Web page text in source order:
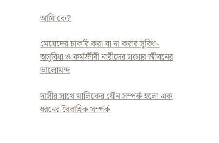
আমি কে?
মেয়েদের চাকরি করা বা না করার সুবিধা-
অসুবিধা ও কর্মজীবী নারীদের সংসার জীবনের
ভালোমন্দ
দাসীর সাথে মালিকের যৌন সম্পর্ক হলো এক
ধরনের বৈবাহিক সম্পর্ক